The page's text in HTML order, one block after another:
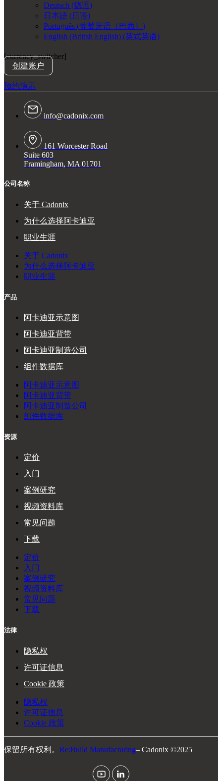
Deutsch (德语)
日本語 (日语)
Português (葡萄牙语（巴西） )
English (British English) (英式英语)
[currency_switcher]
创建账户
预约演示
info@cadonix.com
161 Worcester Road
Suite 603
Framingham, MA 01701
公司名称
关于 Cadonix
为什么选择阿卡迪亚
职业生涯
关于 Cadonix
为什么选择阿卡迪亚
职业生涯
产品
阿卡迪亚示意图
阿卡迪亚背带
阿卡迪亚制造公司
组件数据库
阿卡迪亚示意图
阿卡迪亚背带
阿卡迪亚制造公司
组件数据库
资源
定价
入门
案例研究
视频资料库
常见问题
下载
定价
入门
案例研究
视频资料库
常见问题
下载
法律
隐私权
许可证信息
Cookie 政策
隐私权
许可证信息
Cookie 政策
保留所有权利。 Re:Build Manufacturing– Cadonix ©2025